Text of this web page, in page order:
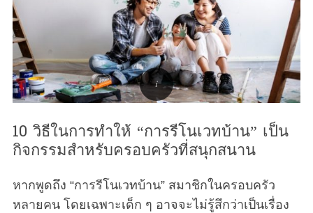
10 วิธีในการทำให้ “การรีโนเวทบ้าน” เป็น
กิจกรรมสำหรับครอบครัวที่สนุกสนาน
หากพูดถึง “การรีโนเวทบ้าน” สมาชิกในครอบครัว
หลายคน โดยเฉพาะเด็ก ๆ อาจจะไม่รู้สึกว่าเป็นเรื่อง